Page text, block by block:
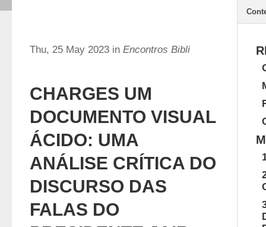
Thu, 25 May 2023 in Encontros Bibli
CHARGES UM
DOCUMENTO VISUAL
ÁCIDO: UMA
ANÁLISE CRÍTICA DO
DISCURSO DAS
FALAS DO